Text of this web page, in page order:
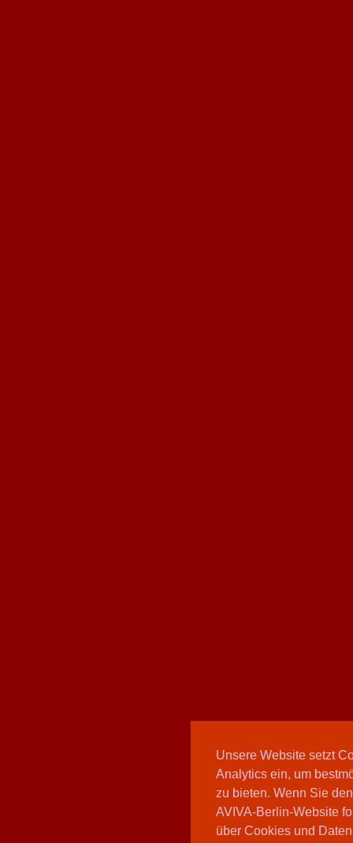
Unsere Website setzt
Analytics ein, um
zu bieten. Wenn Sie
AVIVA-Berlin-Website
über Cookies und